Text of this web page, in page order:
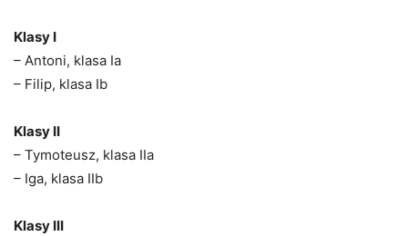
Klasy I
– Antoni, klasa Ia
– Filip, klasa Ib
Klasy II
– Tymoteusz, klasa IIa
– Iga, klasa IIb
Klasy III